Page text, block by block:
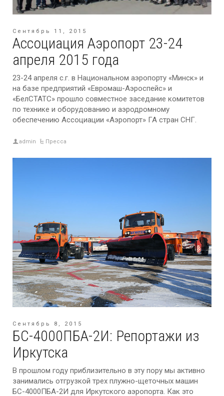
Сентябрь 11, 2015
Ассоциация Аэропорт 23-24
апреля 2015 года
23-24 апреля с.г. в Национальном аэропорту «Минск» и
на базе предприятий «Евромаш-Аэроспейс» и
«БелСТАТС» прошло совместное заседание комитетов
по технике и оборудованию и аэродромному
обеспечению Ассоциации «Аэропорт» ГА стран СНГ.
admin Пресса
Сентябрь 8, 2015
БС-4000ПБА-2И: Репортажи из
Иркутска
В прошлом году приблизительно в эту пору мы активно
занимались отгрузкой трех плужно-щеточных машин
БС-4000ПБА-2И для Иркутского аэропорта. Как это